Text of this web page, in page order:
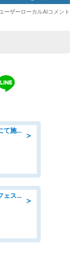
＞
工事・土木施工管理/総合技術商社にて施工管理のお仕事/即日勤務可/車通勤可/工事・土木施工管理/生産・品質管理
＞
ホールスタッフ/「家具屋が営むカフェスタッフ!」週2日～OK!嬉しいまかない付き/岡山県/浅口郡里庄町